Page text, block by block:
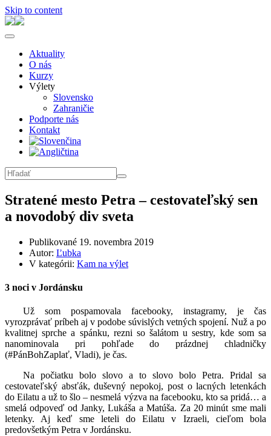
Skip to content
Aktuality
O nás
Kurzy
Výlety
Slovensko
Zahraničie
Podporte nás
Kontakt
Stratené mesto Petra – cestovateľský sen
a novodobý div sveta
Publikované 19. novembra 2019
Autor: Ľubka
V kategórii: Kam na výlet
3 noci v Jordánsku
Už som pospamovala facebooky, instagramy, je čas
vyrozprávať príbeh aj v podobe súvislých vetných spojení. Nuž a po
kvalitnej sprche a spánku, rezni so šalátom u sestry, kde som sa
nanominovala pri pohľade do prázdnej chladničky
(#PánBohZaplať, Vladi), je čas.
Na počiatku bolo slovo a to slovo bolo Petra. Pridal sa
cestovateľský absťák, duševný nepokoj, post o lacných letenkách
do Eilatu a už to šlo – nesmelá výzva na facebooku, kto sa pridá… a
smelá odpoveď od Janky, Lukáša a Matúša. Za 20 minút sme mali
letenky. Aj keď sme leteli do Eilatu v Izraeli, cieľom bola
predovšetkým Petra v Jordánsku.